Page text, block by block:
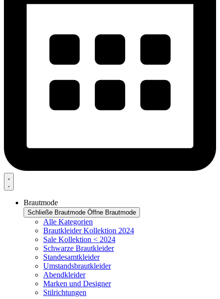
Brautmode
Schließe Brautmode Öffne Brautmode
Alle Kategorien
Brautkleider Kollektion 2024
Sale Kollektion < 2024
Schwarze Brautkleider
Standesamtkleider
Umstandsbrautkleider
Abendkleider
Marken und Designer
Stilrichtungen